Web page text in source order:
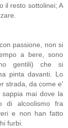
il resto sottolinei; A
passione, non si
a bere, sono
gentili) che si
pinta davanti. Lo
strada, da come e'
mai dove la
di alcoolismo fra
e non han fatto
furbi.